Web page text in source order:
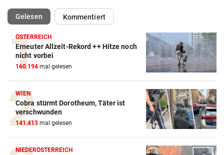
Gelesen(ausgewählt)Kommentiert
ÖSTERREICH
Erneuter Allzeit-Rekord ++ Hitze noch
nicht vorbei
160.194 mal gelesen
WIEN
Cobra stürmt Dorotheum, Täter ist
verschwunden
141.413 mal gelesen
NIEDERÖSTERREICH
Action-Cam Vergleich
Crosstrainer Vergleich
ZUM VERGLEICH
E-Bike Vergleich